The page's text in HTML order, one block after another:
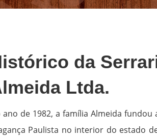
da
Ltda.
ano de 1982, a família Almeida fundou
Paulista no interior do estado